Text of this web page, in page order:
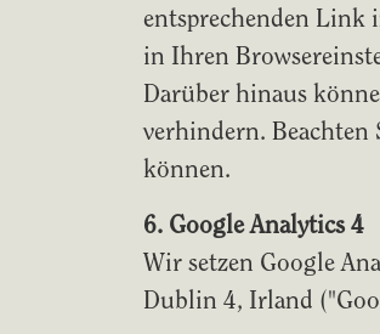
entsprechenden Link
in Ihren
Darüber hinaus
verhindern.
können.
6. Google Analytics 4
Wir setzen Google
Dublin 4, Irland